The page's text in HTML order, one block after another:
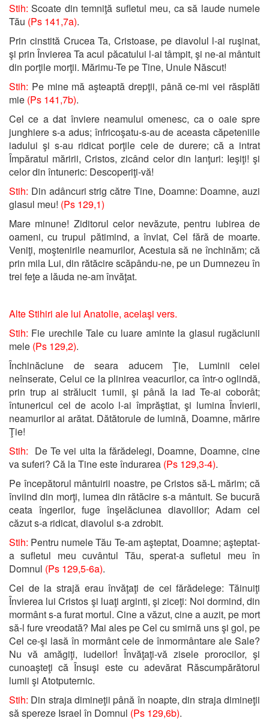
Stih: Scoate din temniţă sufletul meu, ca să laude numele
Tău (Ps 141,7a).
Prin cinstită Crucea Ta, Cristoase, pe diavolul l-ai ruşinat,
şi prin Învierea Ta acul păcatului l-ai tâmpit, şi ne-ai mântuit
din porţile morţii. Mărimu-Te pe Tine, Unule Născut!
Stih: Pe mine mă aşteaptă drepţii, până ce-mi vei răsplăti
mie (Ps 141,7b).
Cel ce a dat înviere neamului omenesc, ca o oaie spre
junghiere s-a adus; înfricoşatu-s-au de aceasta căpeteniile
iadului şi s-au ridicat porţile cele de durere; că a intrat
Împăratul măririi, Cristos, zicând celor din lanţuri: Ieşiţi! şi
celor din întuneric: Descoperiţi-vă!
Stih: Din adâncuri strig către Tine, Doamne: Doamne, auzi
glasul meu! (Ps 129,1)
Mare minune! Ziditorul celor nevăzute, pentru iubirea de
oameni, cu trupul pătimind, a înviat, Cel fără de moarte.
Veniţi, moştenirile neamurilor, Acestuia să ne închinăm; că
prin mila Lui, din rătăcire scăpându-ne, pe un Dumnezeu în
trei feţe a lăuda ne-am învăţat.
Alte Stihiri ale lui Anatolie, acelaşi vers.
Stih: Fie urechile Tale cu luare aminte la glasul rugăciunii
mele (Ps 129,2).
Închinăciune de seara aducem Ţie, Luminii celei
neînserate, Celui ce la plinirea veacurilor, ca într-o oglindă,
prin trup ai strălucit 1umii, şi până la iad Te-ai coborât;
întunericul cel de acolo l-ai împrăştiat, şi lumina Învierii,
neamurilor ai arătat. Dătătorule de lumină, Doamne, mărire
Ţie!
Stih: De Te vei uita la fărădelegi, Doamne, Doamne, cine
va suferi? Că la Tine este îndurarea (Ps 129,3-4).
Pe începătorul mântuirii noastre, pe Cristos să-L mărim; că
înviind din morţi, lumea din rătăcire s-a mântuit. Se bucură
ceata îngerilor, fuge înşelăciunea diavolilor; Adam cel
căzut s-a ridicat, diavolul s-a zdrobit.
Stih: Pentru numele Tău Te-am aşteptat, Doamne; aşteptat-
a sufletul meu cuvântul Tău, sperat-a sufletul meu în
Domnul (Ps 129,5-6a).
Cei de la strajă erau învăţaţi de cei fărădelege: Tăinuiţi
Învierea lui Cristos şi luaţi arginti, şi ziceţi: Noi dormind, din
mormânt s-a furat mortul. Cine a văzut, cine a auzit, pe mort
să-l fure vreodată? Mai ales pe Cel cu smirnă uns şi gol, pe
Cel ce-şi lasă în mormânt cele de înmormântare ale Sale?
Nu vă amăgiţi, iudeilor! Învăţaţi-vă zisele prorocilor, şi
cunoaşteţi că Însuşi este cu adevărat Răscumpărătorul
lumii şi Atotputernic.
Stih: Din straja dimineţii până în noapte, din straja dimineţii
să spereze Israel în Domnul (Ps 129,6b).